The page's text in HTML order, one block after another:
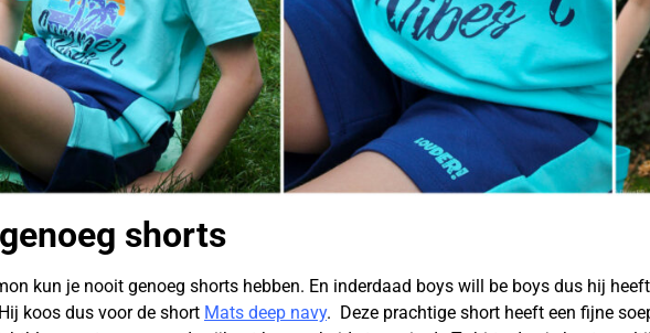
shorts
kun je nooit genoeg shorts hebben. En inderdaad boys will be boys dus hij
koos dus voor de short Mats deep navy. Deze prachtige short heeft een fijne